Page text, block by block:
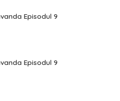
Episodul 9
Episodul 9